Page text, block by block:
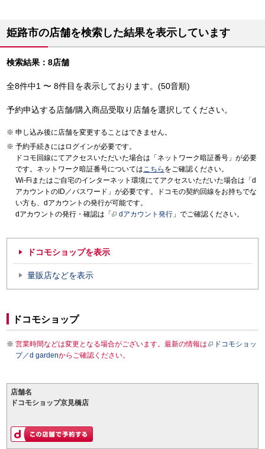
姫路市の店舗を検索した結果を表示しています
検索結果：8店舗
全8件中1 〜 8件目を表示しております。(50音順)
予約申込する店舗/購入商品受取り店舗を選択してください。
申し込み後に店舗を変更することはできません。
予約手続きにはログインが必要です。
ドコモ回線にてアクセスいただいた場合は「ネットワーク暗証番号」が必要
です。ネットワーク暗証番号についてはこちら をご確認ください。
Wi-Fiまたはご自宅のインターネット環境にてアクセスいただいた場合は「d
アカウントのID／パスワード」が必要です。ドコモの契約回線をお持ちでな
い方も、dアカウントの発行が可能です。
dアカウントの発行・確認は「
dアカウント発行 」でご確認ください。
ドコモショップを表示
量販店などを表示
ドコモショップ
営業時間などは変更となる場合がございます。最新の情報は
ドコモショッ
プ／d gardenからご確認ください。
店舗名
ドコモショップ京見橋店